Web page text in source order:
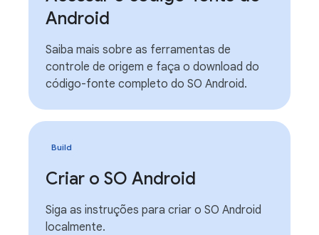
Android
Saiba mais sobre as ferramentas de
controle de origem e faça o download do
código-fonte completo do SO Android.
Build
Criar o SO Android
Siga as instruções para criar o SO Android
localmente.